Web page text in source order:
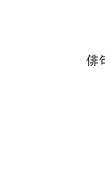
俳